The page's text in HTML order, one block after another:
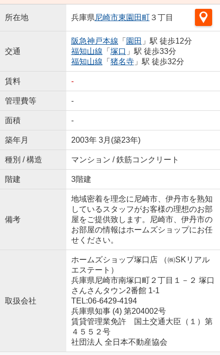
所在地 兵庫県尼崎市東園田町３丁目
交通
阪急神戸本線 「 園田 」駅 徒歩12分
福知山線 「 塚口 」駅 徒歩33分
福知山線 「 猪名寺」駅 徒歩32分
賃料 -
管理費等 -
面積 -
築年月 2003年 3月(築23年)
種別 / 構造 マンション / 鉄筋コンクリート
階建 3階建
備考
地域密着を理念に尼崎市、伊丹市を熟知
しているスタッフがお客様の理想のお部
屋をご提供致します。尼崎市、伊丹市の
お部屋の情報はホームズショップにお任
せください。
取扱会社
ホームズショップ塚口店 （㈱SKリアル
エステート）
兵庫県尼崎市南塚口町２丁目１－２ 塚口
さんさんタウン2番館 1-1
TEL:06-6429-4194
兵庫県知事 (4) 第204002号
賃貸管理業免許 国土交通大臣（１）第
４５５２号
社団法人 全日本不動産協会